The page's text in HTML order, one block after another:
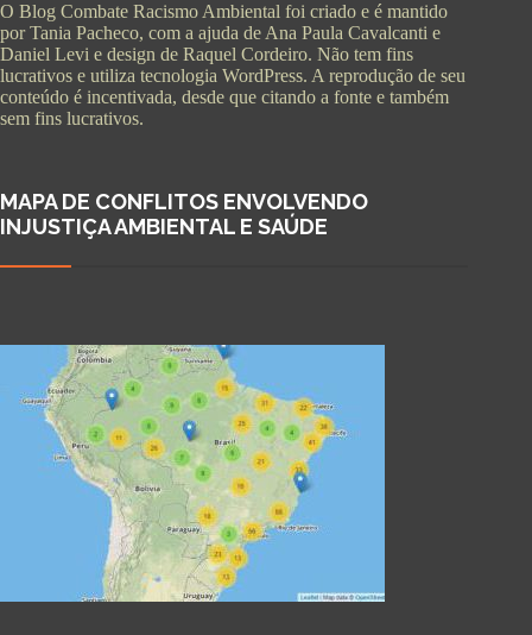
O Blog Combate Racismo Ambiental foi criado e é mantido
por Tania Pacheco, com a ajuda de Ana Paula Cavalcanti e
Daniel Levi e design de Raquel Cordeiro. Não tem fins
lucrativos e utiliza tecnologia WordPress. A reprodução de seu
conteúdo é incentivada, desde que citando a fonte e também
sem fins lucrativos.
MAPA DE CONFLITOS ENVOLVENDO
INJUSTIÇA AMBIENTAL E SAÚDE